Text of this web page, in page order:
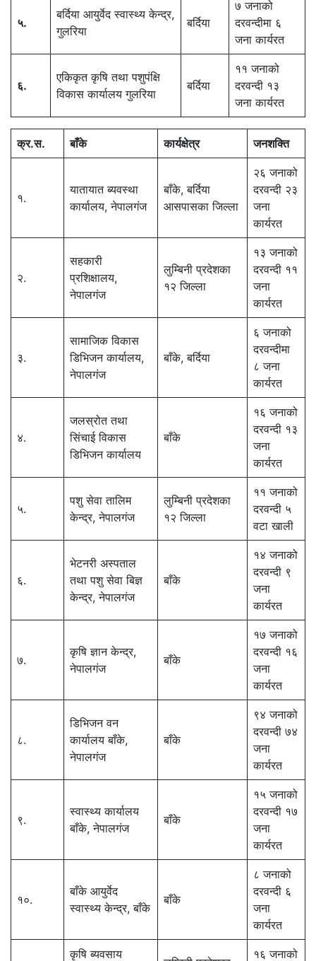
५.
बर्दिया आयुर्वेद स्वास्थ्य केन्द्र,
गुलरिया
बर्दिया
७ जनाको
दरवन्दीमा ६
जना कार्यरत
६.
एकिकृत कृषि तथा पशुपंक्षि
विकास कार्यालय गुलरिया
बर्दिया
११ जनाको
दरवन्दी १३
जना कार्यरत
क्र.स. बाँके कार्यक्षेत्र जनशक्ति
१.
यातायात ब्यवस्था
कार्यालय, नेपालगंज
बाँके, बर्दिया
आसपासका जिल्ला
२६ जनाको
दरवन्दी २३
जना
कार्यरत
२.
सहकारी
प्रशिक्षालय,
नेपालगंज
लुम्बिनी प्रदेशका
१२ जिल्ला
१३ जनाको
दरवन्दी ११
जना
कार्यरत
३.
सामाजिक विकास
डिभिजन कार्यालय,
नेपालगंज
बाँके, बर्दिया
६ जनाको
दरवन्दीमा
८ जना
कार्यरत
४.
जलस्रोत तथा
सिंचाई विकास
डिभिजन कार्यालय
बाँके
१६ जनाको
दरवन्दी १३
जना
कार्यरत
५.
पशु सेवा तालिम
केन्द्र, नेपालगंज
लुम्बिनी प्रदेशका
१२ जिल्ला
११ जनाको
दरवन्दी ५
वटा खाली
६.
भेटनरी अस्पताल
तथा पशु सेवा बिज्ञ
केन्द्र, नेपालगंज
बाँके
१४ जनाको
दरवन्दी ९
जना
कार्यरत
७.
कृषि ज्ञान केन्द्र,
नेपालगंज
बाँके
१७ जनाको
दरवन्दी १६
जना
कार्यरत
८.
डिभिजन वन
कार्यालय बाँके,
नेपालगंज
बाँके
९४ जनाको
दरवन्दी ७४
जना
कार्यरत
९.
स्वास्थ्य कार्यालय
बाँके, नेपालगंज
बाँके
१५ जनाको
दरवन्दी १७
जना
कार्यरत
१०.
बाँके आयुर्वेद
स्वास्थ्य केन्द्र, बाँके
बाँके
८ जनाको
दरवन्दी ६
जना
कार्यरत
कृषि ब्यवसाय १६ जनाको